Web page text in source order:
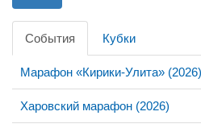
События Кубки
Марафон «Кирики-Улита» (2026)
Харовский марафон (2026)